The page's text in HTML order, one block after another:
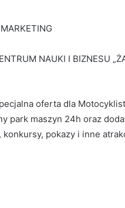
NAUKI I BIZNESU
oferta dla
park maszyn 24h oraz
pokazy i inne